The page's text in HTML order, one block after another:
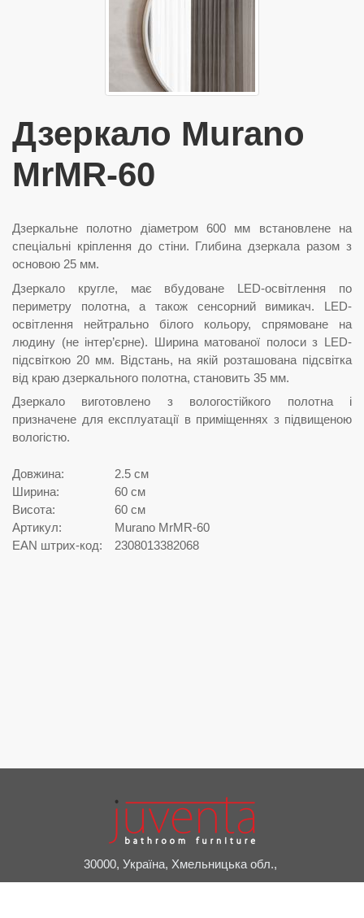
Дзеркало Murano
MrMR-60
Дзеркальне полотно діаметром 600 мм встановлене на
спеціальні кріплення до стіни. Глибина дзеркала разом з
основою 25 мм.
Дзеркало кругле, має вбудоване LED-освітлення по
периметру полотна, а також сенсорний вимикач. LED-
освітлення нейтрально білого кольору, спрямоване на
людину (не інтер’єрне). Ширина матованої полоси з LED-
підсвіткою 20 мм. Відстань, на якій розташована підсвітка
від краю дзеркального полотна, становить 35 мм.
Дзеркало виготовлено з вологостійкого полотна і
призначене для експлуатації в приміщеннях з підвищеною
вологістю.
Довжина:
2.5 см
Ширина:
60 см
Висота:
60 см
Артикул:
Murano MrMR-60
EAN штрих-код:
2308013382068
30000, Україна, Хмельницька обл.,